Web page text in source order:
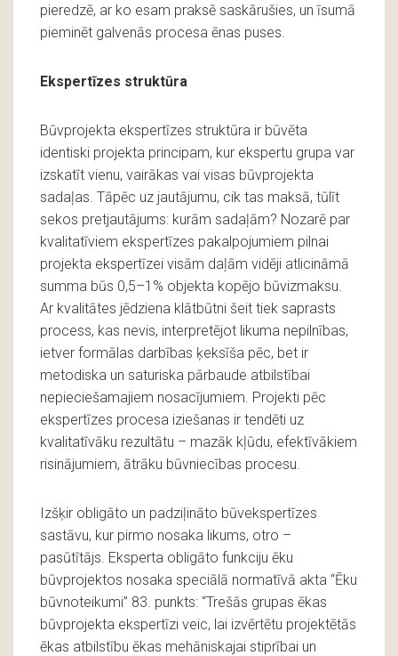
pieredzē, ar ko esam praksē saskārušies, un īsumā
pieminēt galvenās procesa ēnas puses.
Ekspertīzes struktūra
Būvprojekta ekspertīzes struktūra ir būvēta
identiski projekta principam, kur ekspertu grupa var
izskatīt vienu, vairākas vai visas būvprojekta
sadaļas. Tāpēc uz jautājumu, cik tas maksā, tūlīt
sekos pretjautājums: kurām sadaļām? Nozarē par
kvalitatīviem ekspertīzes pakalpojumiem pilnai
projekta ekspertīzei visām daļām vidēji atlicināmā
summa būs 0,5–1% objekta kopējo būvizmaksu.
Ar kvalitātes jēdziena klātbūtni šeit tiek saprasts
process, kas nevis, interpretējot likuma nepilnības,
ietver formālas darbības ķeksīša pēc, bet ir
metodiska un saturiska pārbaude atbilstībai
nepieciešamajiem nosacījumiem. Projekti pēc
ekspertīzes procesa iziešanas ir tendēti uz
kvalitatīvāku rezultātu – mazāk kļūdu, efektīvākiem
risinājumiem, ātrāku būvniecības procesu.
Izšķir obligāto un padziļināto būvekspertīzes
sastāvu, kur pirmo nosaka likums, otro –
pasūtītājs. Eksperta obligāto funkciju ēku
būvprojektos nosaka speciālā normatīvā akta “Ēku
būvnoteikumi” 83. punkts: “Trešās grupas ēkas
būvprojekta ekspertīzi veic, lai izvērtētu projektētās
ēkas atbilstību ēkas mehāniskajai stiprībai un